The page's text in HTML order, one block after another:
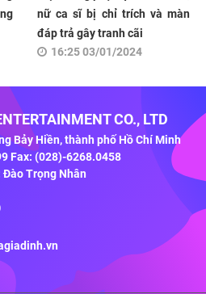
nữ ca sĩ bị chỉ trích và màn
đáp trả gây tranh cãi
16:25 03/01/2024
CO., LTD
Bảy Hiền, thành phố Hồ Chí Minh
Fax: (028)-6268.0458
Trọng Nhân